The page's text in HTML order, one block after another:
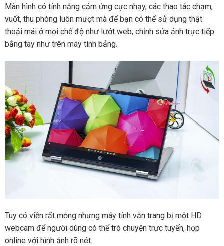
Màn hình có tính năng cảm ứng cực nhạy, các thao tác chạm,
vuốt, thu phóng luôn mượt mà để bạn có thể sử dụng thật
thoải mái ở mọi chế độ như lướt web, chỉnh sửa ảnh trực tiếp
bằng tay như trên máy tính bảng.
Tuy có viền rất mỏng nhưng máy tính vẫn trang bị một HD
webcam để người dùng có thể trò chuyện trực tuyến, họp
online với hình ảnh rõ nét.